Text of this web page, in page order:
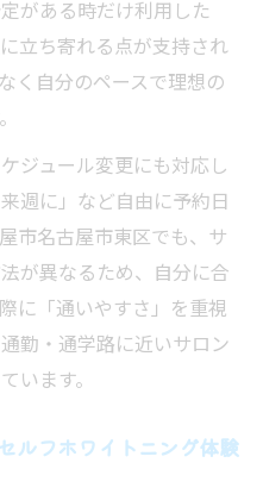
がある時だけ利用した
立ち寄れる点が支持され
く自分のペースで理想の
ジュール変更にも対応し
週に」など自由に予約日
市名古屋市東区でも、サ
が異なるため、自分に合
に「通いやすさ」を重視
勤・通学路に近いサロン
います。
ルフホワイトニング体験